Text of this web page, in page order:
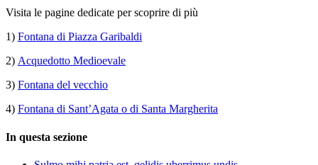
Visita le pagine dedicate per scoprire di più
1) Fontana di Piazza Garibaldi
2) Acquedotto Medioevale
3) Fontana del vecchio
4) Fontana di Sant’Agata o di Santa Margherita
In questa sezione